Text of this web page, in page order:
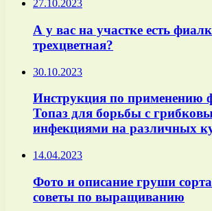
27.10.2023
А у вас на участке есть
трехцветная?
30.10.2023
Инструкция по применению
Топаз для борьбы с
инфекциями на различных
14.04.2023
Фото и описание груши
советы по выращиванию